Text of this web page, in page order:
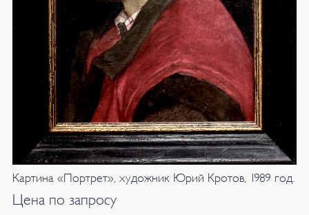
Картина «Портрет», художник Юрий Кротов, 1989 год.
Цена по запросу